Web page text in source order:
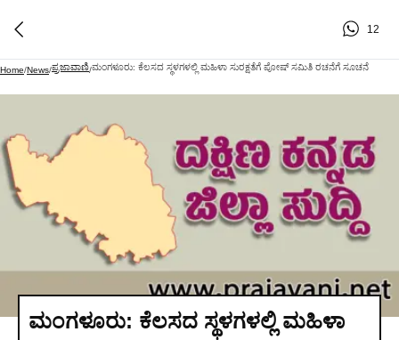
12
Home/News/ಪ್ರಜಾವಾಣಿ/ಮಂಗಳೂರು: ಕೆಲಸದ ಸ್ಥಳಗಳಲ್ಲಿ ಮಹಿಳಾ ಸುರಕ್ಷತೆಗೆ ಪೋಷ್ ಸಮಿತಿ ರಚನೆಗೆ ಸೂಚನೆ
ಮಂಗಳೂರು: ಕೆಲಸದ ಸ್ಥಳಗಳಲ್ಲಿ ಮಹಿಳಾ